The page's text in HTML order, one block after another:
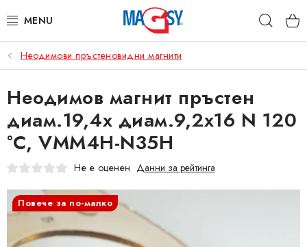
към
ОСНОВНИ КАТЕГОРИИ
МАГНИТНИ ПОСОБИЯ
ИНДУСТРИАЛНИ МАГНИТИ
ДРУГИ МАГНИТИ
НЕРЪЖДАЕМИ МАТЕРИАЛИ
Коя е фирма Magsy? Контакти
Търговски условия
Неодимови пръстеновидни магнити
Неодимов магнит пръстен
диам.19,4x диам.9,2x16 N 120
°C, VMM4H-N35H
Не е оценен Данни за рейтинга
Повече за по-малко